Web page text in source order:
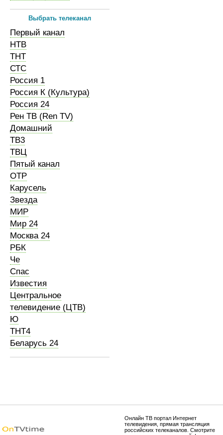
Выбрать телеканал
Первый канал
НТВ
ТНТ
СТС
Россия 1
Россия К (Культура)
Россия 24
Рен ТВ (Ren TV)
Домашний
ТВ3
ТВЦ
Пятый канал
ОТР
Карусель
Звезда
МИР
Мир 24
Москва 24
РБК
Че
Спас
Известия
Центральное
телевидение (ЦТВ)
Ю
ТНТ4
Беларусь 24
Онлайн ТВ портал Интернет
телевидения, прямая трансляция
российских телеканалов. Смотрите